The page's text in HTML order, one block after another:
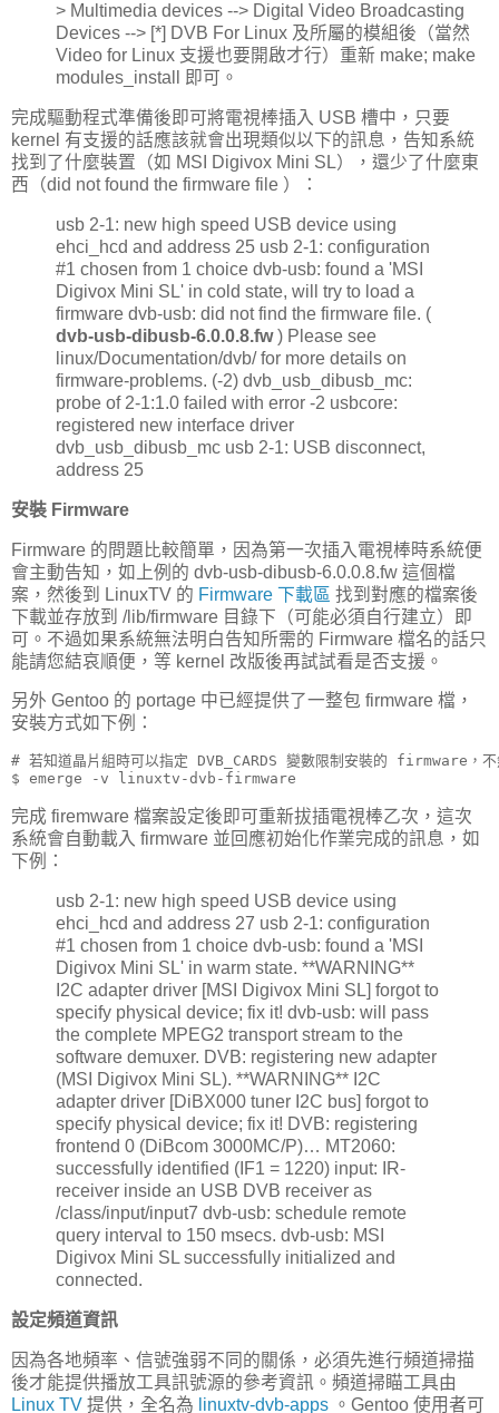
> Multimedia devices --> Digital Video Broadcasting
Devices --> [*] DVB For Linux 及所屬的模組後（當然
Video for Linux 支援也要開啟才行）重新 make; make
modules_install 即可。
完成驅動程式準備後即可將電視棒插入 USB 槽中，只要
kernel 有支援的話應該就會出現類似以下的訊息，告知系統
找到了什麼裝置（如 MSI Digivox Mini SL），還少了什麼東
西（did not found the firmware file ）：
usb 2-1: new high speed USB device using
ehci_hcd and address 25 usb 2-1: configuration
#1 chosen from 1 choice dvb-usb: found a 'MSI
Digivox Mini SL' in cold state, will try to load a
firmware dvb-usb: did not find the firmware file. (
dvb-usb-dibusb-6.0.0.8.fw) Please see
linux/Documentation/dvb/ for more details on
firmware-problems. (-2) dvb_usb_dibusb_mc:
probe of 2-1:1.0 failed with error -2 usbcore:
registered new interface driver
dvb_usb_dibusb_mc usb 2-1: USB disconnect,
address 25
安裝 Firmware
Firmware 的問題比較簡單，因為第一次插入電視棒時系統便
會主動告知，如上例的 dvb-usb-dibusb-6.0.0.8.fw 這個檔
案，然後到 LinuxTV 的 Firmware 下載區 找到對應的檔案後
下載並存放到 /lib/firmware 目錄下（可能必須自行建立）即
可。不過如果系統無法明白告知所需的 Firmware 檔名的話只
能請您結哀順便，等 kernel 改版後再試試看是否支援。
另外 Gentoo 的 portage 中已經提供了一整包 firmware 檔，
安裝方式如下例：
# 若知道晶片組時可以指定 DVB_CARDS 變數限制安裝的 firmware，不
$ emerge -v linuxtv-dvb-firmware
完成 firemware 檔案設定後即可重新拔插電視棒乙次，這次
系統會自動載入 firmware 並回應初始化作業完成的訊息，如
下例：
usb 2-1: new high speed USB device using
ehci_hcd and address 27 usb 2-1: configuration
#1 chosen from 1 choice dvb-usb: found a 'MSI
Digivox Mini SL' in warm state. **WARNING**
I2C adapter driver [MSI Digivox Mini SL] forgot to
specify physical device; fix it! dvb-usb: will pass
the complete MPEG2 transport stream to the
software demuxer. DVB: registering new adapter
(MSI Digivox Mini SL). **WARNING** I2C
adapter driver [DiBX000 tuner I2C bus] forgot to
specify physical device; fix it! DVB: registering
frontend 0 (DiBcom 3000MC/P)… MT2060:
successfully identified (IF1 = 1220) input: IR-
receiver inside an USB DVB receiver as
/class/input/input7 dvb-usb: schedule remote
query interval to 150 msecs. dvb-usb: MSI
Digivox Mini SL successfully initialized and
connected.
設定頻道資訊
因為各地頻率、信號強弱不同的關係，必須先進行頻道掃描
後才能提供播放工具訊號源的參考資訊。頻道掃瞄工具由
Linux TV 提供，全名為 linuxtv-dvb-apps 。Gentoo 使用者可